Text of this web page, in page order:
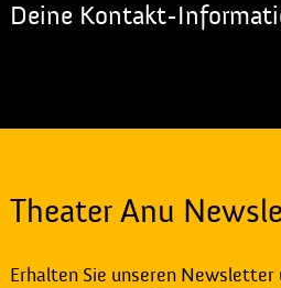
Deine Kontakt-
Theater Anu
Erhalten Sie unseren Newsletter